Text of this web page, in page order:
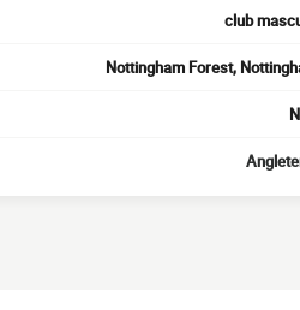
club
Nottingham Forest,